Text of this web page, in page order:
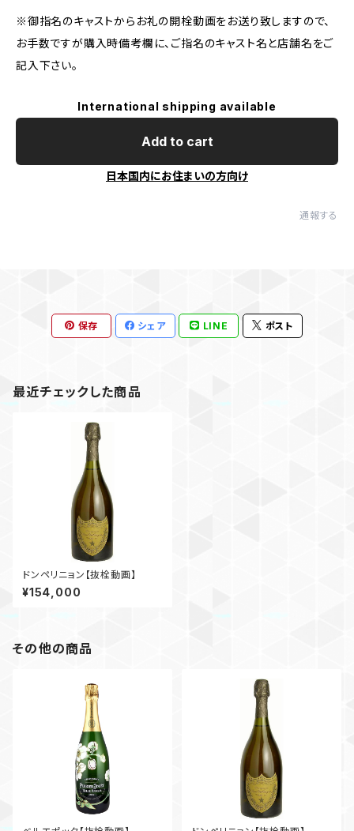
※御指名のキャストからお礼の開栓動画をお送り致しますので、
お手数ですが購入時備考欄に、ご指名のキャスト名と店舗名をご
記入下さい。
International shipping available
Add to cart
日本国内にお住まいの方向け
通報する
保存 シェア LINE ポスト
最近チェックした商品
ドンペリニョン【抜栓動画】
¥154,000
その他の商品